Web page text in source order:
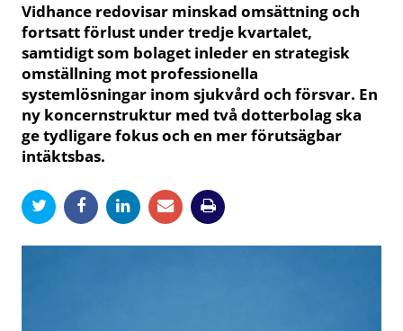
Vidhance redovisar minskad omsättning och
fortsatt förlust under tredje kvartalet,
samtidigt som bolaget inleder en strategisk
omställning mot professionella
systemlösningar inom sjukvård och försvar. En
ny koncernstruktur med två dotterbolag ska
ge tydligare fokus och en mer förutsägbar
intäktsbas.